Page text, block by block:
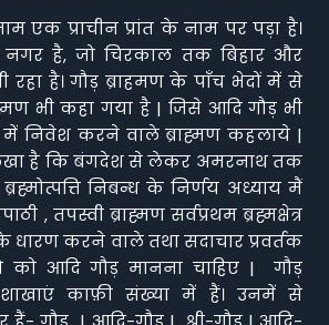
एक प्राचीन प्रांत के नाम पर पड़ा है।
नगर है, जो चिरकाल तक बिहार और
रहा है। गौड़ ब्राहमण के पाँच भेदों में से
भी कहा गया है | जिसे आदि गौड़ भी
निवेश करने वाले ब्राह्मण कहलाये |
है कि बंगदेश से लेकर अमरनाथ तक
निबन्ध के निर्णय अध्याय मैं
, तपस्वी ब्राह्मण सर्वप्रथम ब्रह्मक्षेत्र
धारण करने वाले तथा सदाचार प्रवर्तक
को आदि गौड़ मानना चाहिए | गौड़
शाखाएं काफ़ी संख्या में हैं। उनमें से